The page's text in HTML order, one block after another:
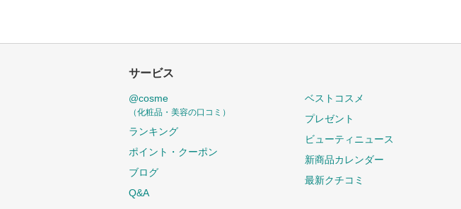
サービス
@cosme
（化粧品・美容の口コミ）
ランキング
ポイント・クーポン
ブログ
Q&A
ベストコスメ
プレゼント
ビューティニュース
新商品カレンダー
最新クチコミ